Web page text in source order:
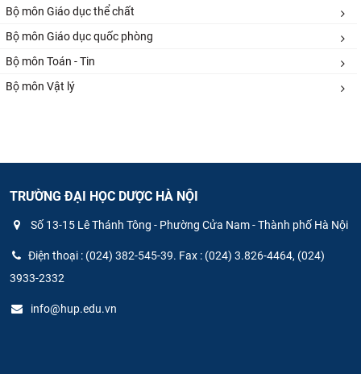
Bộ môn Giáo dục thể chất
Bộ môn Giáo dục quốc phòng
Bộ môn Toán - Tin
Bộ môn Vật lý​
TRƯỜNG ĐẠI HỌC DƯỢC HÀ NỘI
Số 13-15 Lê Thánh Tông - Phường Cửa Nam - Thành phố Hà Nội
Điện thoại : (024) 382-545-39. Fax : (024) 3.826-4464, (024)
3933-2332
info@hup.edu.vn